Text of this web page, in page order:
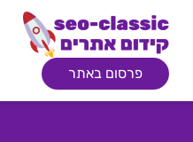
פרסום באתר